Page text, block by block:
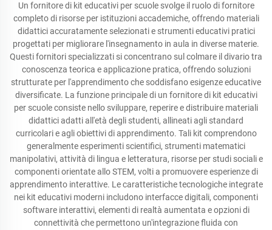
Un fornitore di kit educativi per scuole svolge il ruolo di fornitore
completo di risorse per istituzioni accademiche, offrendo materiali
didattici accuratamente selezionati e strumenti educativi pratici
progettati per migliorare l'insegnamento in aula in diverse materie.
Questi fornitori specializzati si concentrano sul colmare il divario tra
conoscenza teorica e applicazione pratica, offrendo soluzioni
strutturate per l'apprendimento che soddisfano esigenze educative
diversificate. La funzione principale di un fornitore di kit educativi
per scuole consiste nello sviluppare, reperire e distribuire materiali
didattici adatti all'età degli studenti, allineati agli standard
curricolari e agli obiettivi di apprendimento. Tali kit comprendono
generalmente esperimenti scientifici, strumenti matematici
manipolativi, attività di lingua e letteratura, risorse per studi sociali e
componenti orientate allo STEM, volti a promuovere esperienze di
apprendimento interattive. Le caratteristiche tecnologiche integrate
nei kit educativi moderni includono interfacce digitali, componenti
software interattivi, elementi di realtà aumentata e opzioni di
connettività che permettono un'integrazione fluida con